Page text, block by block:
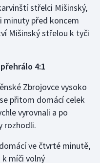
střelci Mišinský,
minuty před koncem
Mišinský střelou k tyči
4:1
Zbrojovce vysoko
přitom domácí celek
vyrovnali a po
rozhodli.
ve čtvrté minutě,
míči volný